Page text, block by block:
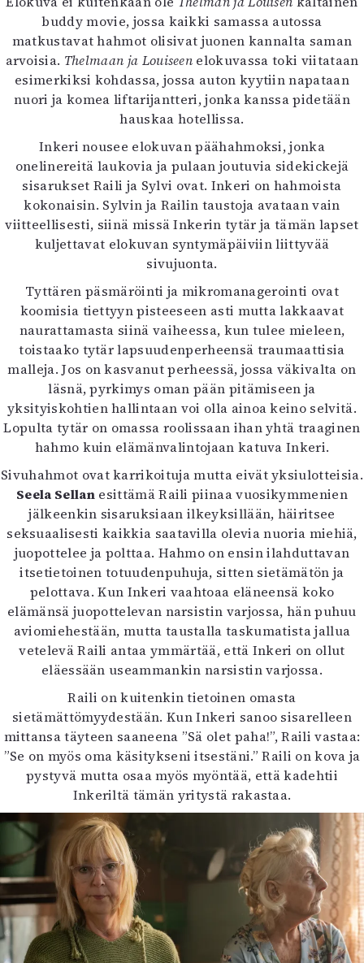
buddy movie, jossa kaikki samassa autossa
matkustavat hahmot olisivat juonen kannalta saman
arvoisia. Thelmaan ja Louiseen elokuvassa toki viitataan
esimerkiksi kohdassa, jossa auton kyytiin napataan
nuori ja komea liftarijantteri, jonka kanssa pidetään
hauskaa hotellissa.
Inkeri nousee elokuvan päähahmoksi, jonka
onelinereitä laukovia ja pulaan joutuvia sidekickejä
sisarukset Raili ja Sylvi ovat. Inkeri on hahmoista
kokonaisin. Sylvin ja Railin taustoja avataan vain
viitteellisesti, siinä missä Inkerin tytär ja tämän lapset
kuljettavat elokuvan syntymäpäiviin liittyvää
sivujuonta.
Tyttären päsmäröinti ja mikromanagerointi ovat
koomisia tiettyyn pisteeseen asti mutta lakkaavat
naurattamasta siinä vaiheessa, kun tulee mieleen,
toistaako tytär lapsuudenperheensä traumaattisia
malleja. Jos on kasvanut perheessä, jossa väkivalta on
läsnä, pyrkimys oman pään pitämiseen ja
yksityiskohtien hallintaan voi olla ainoa keino selvitä.
Lopulta tytär on omassa roolissaan ihan yhtä traaginen
hahmo kuin elämänvalintojaan katuva Inkeri.
Sivuhahmot ovat karrikoituja mutta eivät yksiulotteisia.
Seela Sellan esittämä Raili piinaa vuosikymmenien
jälkeenkin sisaruksiaan ilkeyksillään, häiritsee
seksuaalisesti kaikkia saatavilla olevia nuoria miehiä,
juopottelee ja polttaa. Hahmo on ensin ilahduttavan
itsetietoinen totuudenpuhuja, sitten sietämätön ja
pelottava. Kun Inkeri vaahtoaa eläneensä koko
elämänsä juopottelevan narsistin varjossa, hän puhuu
aviomiehestään, mutta taustalla taskumatista jallua
vetelevä Raili antaa ymmärtää, että Inkeri on ollut
eläessään useammankin narsistin varjossa.
Raili on kuitenkin tietoinen omasta
sietämättömyydestään. Kun Inkeri sanoo sisarelleen
mittansa täyteen saaneena ”Sä olet paha!”, Raili vastaa:
”Se on myös oma käsitykseni itsestäni.” Raili on kova ja
pystyvä mutta osaa myös myöntää, että kadehtii
Inkeriltä tämän yritystä rakastaa.